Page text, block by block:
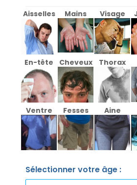
Aisselles Mains Visage
En-tête Cheveux Thorax
Ventre Fesses Aine
Sélectionner votre âge :